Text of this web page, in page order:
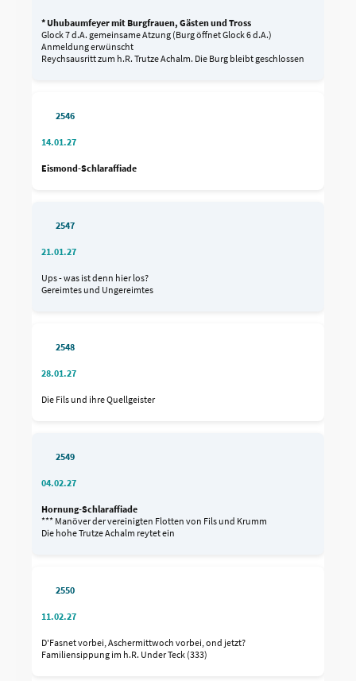
* Uhubaumfeyer mit Burgfrauen, Gästen und Tross
Glock 7 d.A. gemeinsame Atzung (Burg öffnet Glock 6 d.A.)
Anmeldung erwünscht
Reychsausritt zum h.R. Trutze Achalm. Die Burg bleibt geschlossen
2546
14.01.27
Eismond-Schlaraffiade
2547
21.01.27
Ups - was ist denn hier los?
Gereimtes und Ungereimtes
2548
28.01.27
Die Fils und ihre Quellgeister
2549
04.02.27
Hornung-Schlaraffiade
*** Manöver der vereinigten Flotten von Fils und Krumm
Die hohe Trutze Achalm reytet ein
2550
11.02.27
D'Fasnet vorbei, Aschermittwoch vorbei, ond jetzt?
Familiensippung im h.R. Under Teck (333)